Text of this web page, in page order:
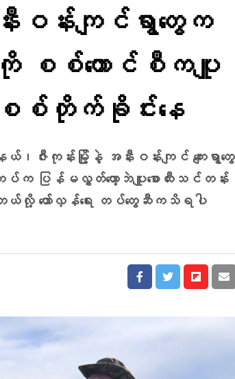
ဝန်းကျင်ရွာ​တွေက
ကို စစ်​ကောင်စီကပျူ
စစ်တိုက်ခိုင်းနေ
ကုန်းမြို့နဲ့ အနီးဝန်းကျင် ကျေးရွာတွေ
က ပြန်မလွှတ်တော့ဘဲပျူစောထီးသင်တန်း
လို့ တော်လှန်ရေး တပ်တွေဆီကသိရပါ